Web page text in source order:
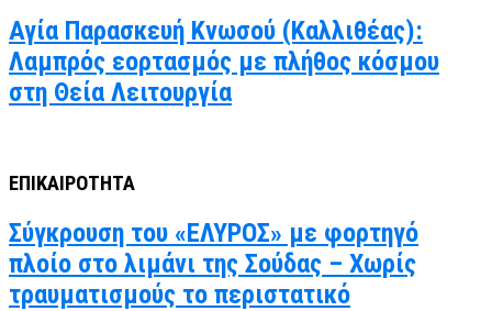
Αγία Παρασκευή Κνωσού (Καλλιθέας):
Λαμπρός εορτασμός με πλήθος κόσμου
στη Θεία Λειτουργία
ΕΠΙΚΑΙΡΟΤΗΤΑ
Σύγκρουση του «ΕΛΥΡΟΣ» με φορτηγό
πλοίο στο λιμάνι της Σούδας – Χωρίς
τραυματισμούς το περιστατικό